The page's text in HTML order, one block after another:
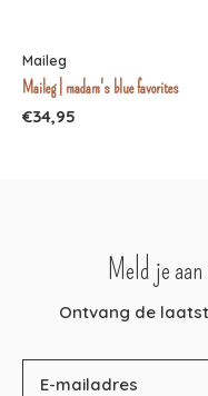
Maileg
Maileg | madam's blue favorites
€34,95
Meld je
Ontvang de